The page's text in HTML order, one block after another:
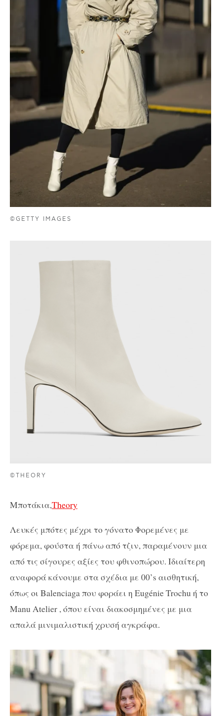
©GETTY IMAGES
©THEORY
Μποτάκια,Theory
Λευκές μπότες μέχρι το γόνατο Φορεμένες με
φόρεμα, φούστα ή πάνω από τζιν, παραμένουν μια
από τις σίγουρες αξίες του φθινοπώρου. Ιδιαίτερη
αναφορά κάνουμε στα σχέδια με 00’s αισθητική,
όπως οι Balenciaga που φοράει η Eugénie Trochu ή το
Manu Atelier , όπου είναι διακοσμημένες με μια
απαλά μινιμαλιστική χρυσή αγκράφα.